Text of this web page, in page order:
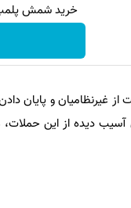
خرید شمش پلمپ طلاسی،
غیرنظامیان و پایان
دیده از این حملات،